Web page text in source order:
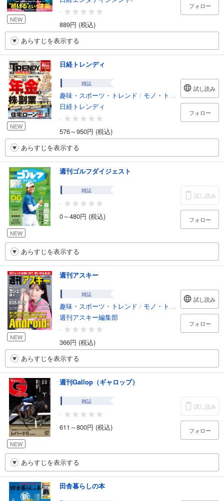
NEW
-
889円 (税込)
フォロー
あらすじを表示する
NEW
日経トレンディ
雑誌
趣味・スポーツ・トレンド / モノ・トレンド
日経トレンディ
-
576～950円 (税込)
試し読み
フォロー
あらすじを表示する
NEW
週刊ゴルフダイジェスト
雑誌
-
0～480円 (税込)
試し読み
フォロー
あらすじを表示する
NEW
週刊アスキー
雑誌
趣味・スポーツ・トレンド / モノ・トレンド
週刊アスキー編集部
-
366円 (税込)
試し読み
フォロー
あらすじを表示する
NEW
週刊Gallop（ギャロップ）
雑誌
-
611～800円 (税込)
試し読み
フォロー
あらすじを表示する
田舎暮らしの本